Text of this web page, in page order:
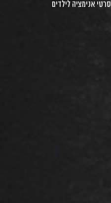
סרטי אנימציה לילדים